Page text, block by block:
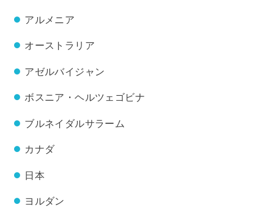
アルメニア
オーストラリア
アゼルバイジャン
ボスニア・ヘルツェゴビナ
ブルネイダルサラーム
カナダ
日本
ヨルダン